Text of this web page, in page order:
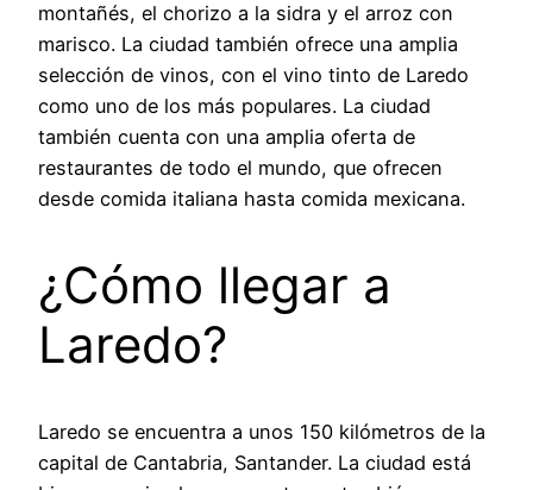
montañés, el chorizo a la sidra y el arroz con
marisco. La ciudad también ofrece una amplia
selección de vinos, con el vino tinto de Laredo
como uno de los más populares. La ciudad
también cuenta con una amplia oferta de
restaurantes de todo el mundo, que ofrecen
desde comida italiana hasta comida mexicana.
¿Cómo llegar a
Laredo?
Laredo se encuentra a unos 150 kilómetros de la
capital de Cantabria, Santander. La ciudad está